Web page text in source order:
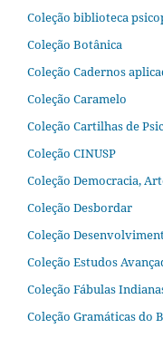
Coleção biblioteca
Coleção Botânica
Coleção Cadernos
Coleção Caramelo
Coleção Cartilhas de
Coleção CINUSP
Coleção Democracia,
Coleção Desbordar
Coleção
Coleção Estudos
Coleção Fábulas
Coleção Gramáticas do